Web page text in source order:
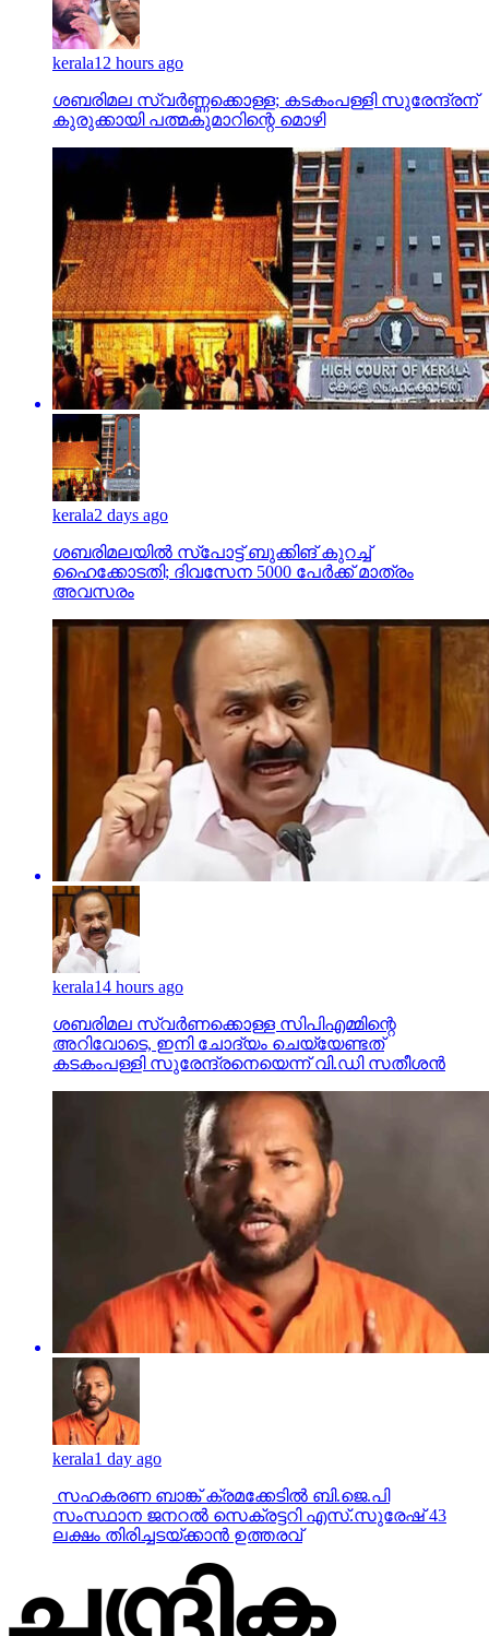
ശബരിമല സ്വര്‍ണ്ണക്കൊള്ള; കടകംപള്ളി സുരേന്ദ്രന്
കുരുക്കായി പത്മകുമാറിന്റെ മൊഴി
kerala2 days ago
ശബരിമലയില്‍ സ്‌പോട്ട് ബുക്കിങ് കുറച്ച്
ഹൈക്കോടതി; ദിവസേന 5000 പേര്‍ക്ക് മാത്രം
അവസരം
kerala14 hours ago
ശബരിമല സ്വര്‍ണക്കൊള്ള സിപിഎമ്മിന്റെ
അറിവോടെ, ഇനി ചോദ്യം ചെയ്യേണ്ടത്
കടകംപള്ളി സുരേന്ദ്രനെയെന്ന് വി.ഡി സതീശന്‍
kerala1 day ago
സഹകരണ ബാങ്ക് ക്രമക്കേടില്‍ ബി.ജെ.പി
സംസ്ഥാന ജനറല്‍ സെക്രട്ടറി എസ്.സുരേഷ് 43
ലക്ഷം തിരിച്ചടയ്ക്കാന്‍ ഉത്തരവ്